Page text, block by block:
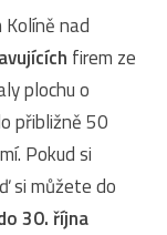
nad
firem ze
plochu o
přibližně 50
Pokud si
si můžete do
30. října